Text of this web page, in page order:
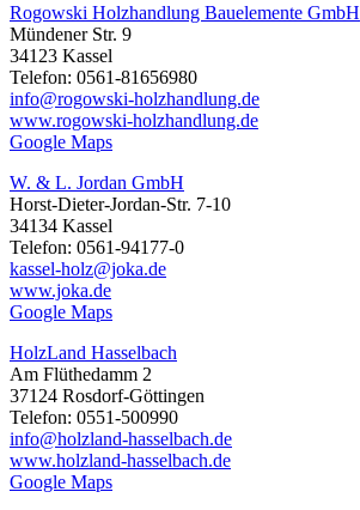
Rogowski Holzhandlung Bauelemente GmbH
Mündener Str. 9
34123 Kassel
Telefon: 0561-81656980
info@rogowski-holzhandlung.de
www.rogowski-holzhandlung.de
Google Maps
W. & L. Jordan GmbH
Horst-Dieter-Jordan-Str. 7-10
34134 Kassel
Telefon: 0561-94177-0
kassel-holz@joka.de
www.joka.de
Google Maps
HolzLand Hasselbach
Am Flüthedamm 2
37124 Rosdorf-Göttingen
Telefon: 0551-500990
info@holzland-hasselbach.de
www.holzland-hasselbach.de
Google Maps